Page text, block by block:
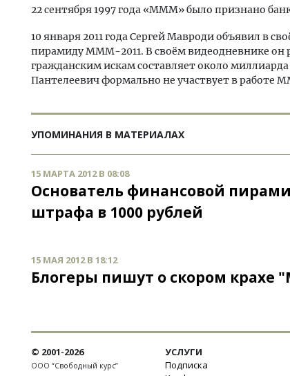
22 сентября 1997 года «МММ» было признано
10 января 2011 года Сергей Мавроди объявил в
пирамиду МММ-2011. В своём видеодневнике он
гражданским искам составляет около
Пантелеевич формально не участвует в работе
УПОМИНАНИЯ В МАТЕРИАЛАХ
15 МАРТА 2012 В 08:08
Основатель финансовой
штрафа в 1000 рублей
15 МАЯ 2012 В 18:12
Блогеры пишут о скором крахе
© 2001-2026
ООО “Свободный курс”
УСЛУГИ
Подписка